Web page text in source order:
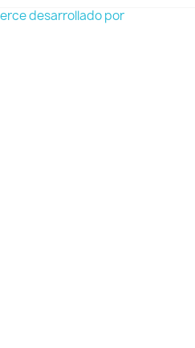
desarrollado por